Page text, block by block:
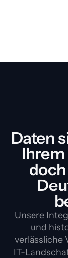
Daten
Unsere
und
verlässliche
IT-